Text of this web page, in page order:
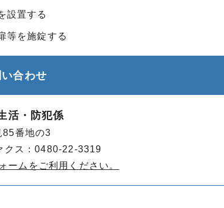
設置する
等を施錠する
合わせ
活・防犯係
番地の3
ス：0480-22-3319
ームをご利用ください。